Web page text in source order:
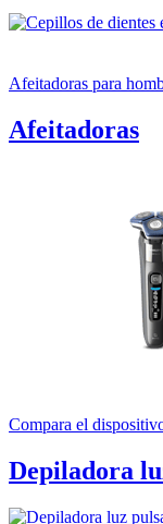
Afeitadoras para
Afeitadoras
Compara el
Depiladora